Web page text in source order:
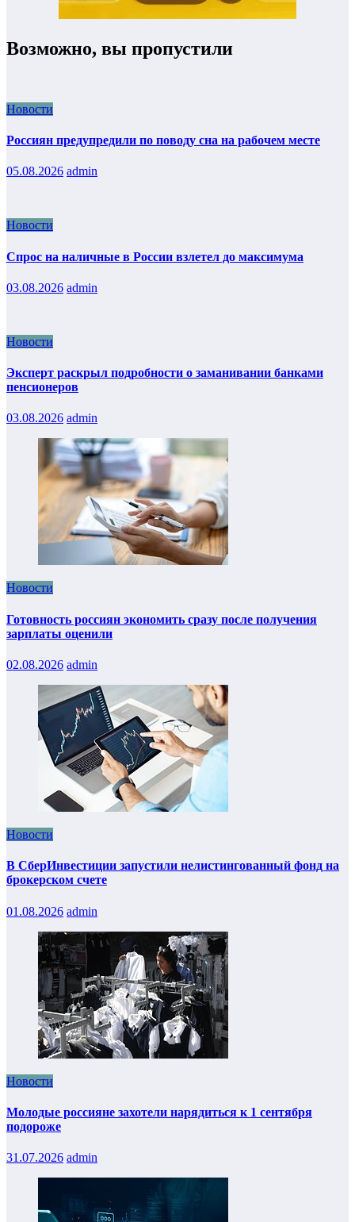
Возможно, вы пропустили
Новости
Россиян предупредили по поводу сна на рабочем месте
05.08.2026 admin
Новости
Спрос на наличные в России взлетел до максимума
03.08.2026 admin
Новости
Эксперт раскрыл подробности о заманивании банками
пенсионеров
03.08.2026 admin
Новости
Готовность россиян экономить сразу после получения
зарплаты оценили
02.08.2026 admin
Новости
В СберИнвестиции запустили нелистингованный фонд на
брокерском счете
01.08.2026 admin
Новости
Молодые россияне захотели нарядиться к 1 сентября
подороже
31.07.2026 admin